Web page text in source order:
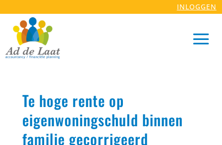
INLOGGEN
Te hoge rente op
eigenwoningschuld binnen
familie gecorrigeerd